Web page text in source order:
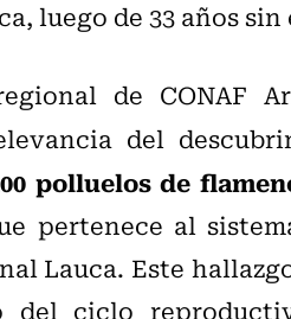
luego de 33 años
de CONAF
del
polluelos de
pertenece al
Lauca. Este
del ciclo